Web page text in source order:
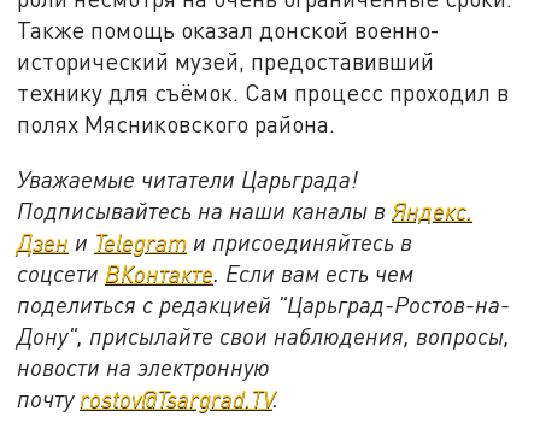
Также помощь оказал донской военно-
исторический музей, предоставивший
технику для съёмок. Сам процесс проходил в
полях Мясниковского района.
Уважаемые читатели Царьграда!
Подписывайтесь на наши каналы вЯндекс.
Дзен и Telegram и присоединяйтесь в
соцсети ВКонтакте. Если вам есть чем
поделиться с редакцией "Царьград-Ростов-на-
Дону", присылайте свои наблюдения, вопросы,
новости на электронную
почту rostov@Tsargrad.ТV.